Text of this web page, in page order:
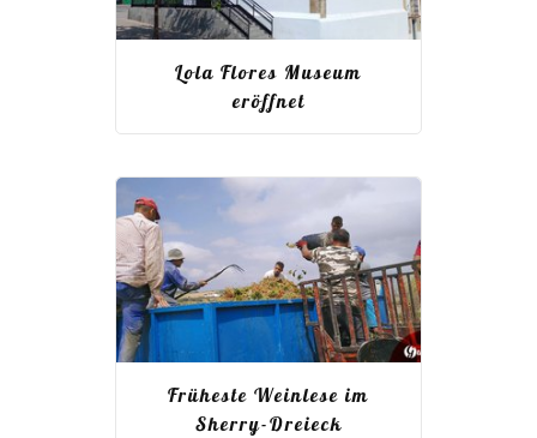
Lola Flores Museum
eröffnet
Früheste Weinlese im
Sherry-Dreieck